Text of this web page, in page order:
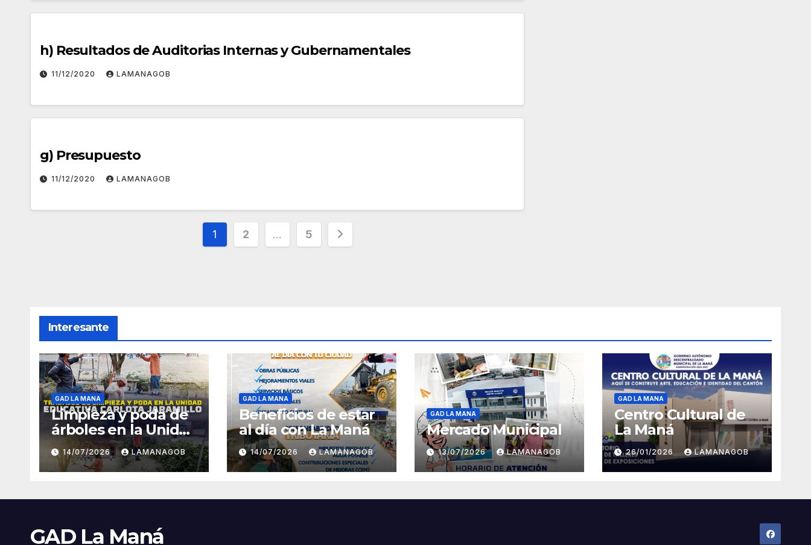
h) Resultados de Auditorias Internas y Gubernamentales
11/12/2020 LAMANAGOB
g) Presupuesto
11/12/2020 LAMANAGOB
1 2 … 5
Interesante
GAD LA MANA
Limpieza y poda de
árboles en la Unidad
Educativa Carlota
Jaramillo
14/07/2026 LAMANAGOB
GAD LA MANA
Beneficios de estar
al día con La Maná
14/07/2026 LAMANAGOB
GAD LA MANA
Mercado Municipal
13/07/2026 LAMANAGOB
GAD LA MANA
Centro Cultural de
La Maná
26/01/2026 LAMANAGOB
GAD La Maná